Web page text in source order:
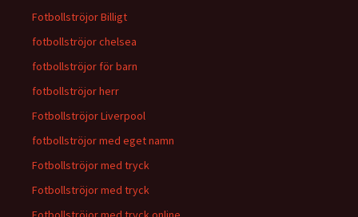
Fotbollströjor Billigt
fotbollströjor chelsea
fotbollströjor för barn
fotbollströjor herr
Fotbollströjor Liverpool
fotbollströjor med eget namn
Fotbollströjor med tryck
Fotbollströjor med tryck